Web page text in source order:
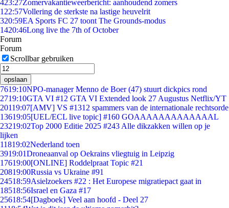
423:27Zomervakantieweerbericht: aanhoudend zomers
1 22:57Vollering de sterkste na lastige heuvelrit
320:59EA Sports FC 27 toont The Grounds-modus
1420:46Long live the 7th of October
Forum
Forum
Scrollbar gebruiken
opslaan
7619:10NPO-manager Menno de Boer (47) stuurt dickpics rond
2719:10GTA VI #12 GTA VI Extended look 27 Augustus Netflix/YT
20119:07[AMV] VS #1312 spammers van de internationale rechtsorde
13619:05[UEL/ECL live topic] #160 GOAAAAAAAAAAAAAL
23219:02Top 2000 Editie 2025 #243 Alle dikzakken willen op je
lijken
11819:02Nederland toen
3919:01Droneaanval op Oekrains vliegtuig in Leipzig
17619:00[ONLINE] Roddelpraat Topic #21
20819:00Russia vs Ukraine #91
24518:59Asielzoekers #22 : Het Europese migratiepact gaat in
18518:56Israel en Gaza #17
25618:54[Dagboek] Veel aan hoofd - Deel 27